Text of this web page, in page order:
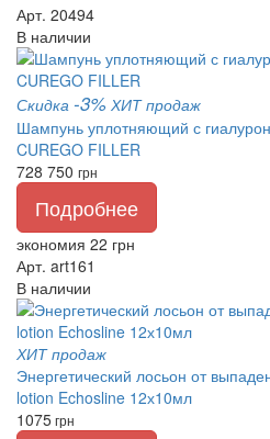
Арт. 20494
В наличии
Скидка -3% ХИТ продаж
Шампунь уплотняющий с
CUREGO FILLER
728 750 грн
Подробнее
экономия 22 грн
Арт. art161
В наличии
ХИТ продаж
Энергетический лосьон от
lotion Echosline 12х10мл
1075грн